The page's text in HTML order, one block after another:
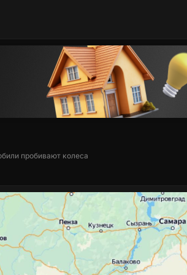
пробивают колеса